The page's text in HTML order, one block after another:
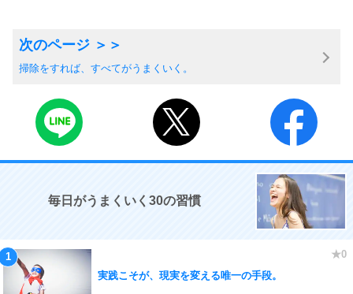
掃除をすれば、すべてがうまくいく。
毎日がうまくいく30の習慣
実践こそが、現実を変える唯一の手段。